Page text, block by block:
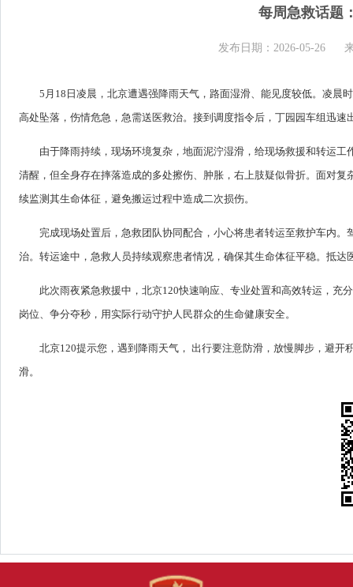
每周急救话题
发布日期：2026-05-26
5月18日凌晨，北京遭遇强降雨天气，路面湿滑、能见度较低。凌晨
高处坠落，伤情危急，急需送医救治。接到调度指令后，丁园园车组迅速
由于降雨持续，现场环境复杂，地面泥泞湿滑，给现场救援和转运
清醒，但全身存在摔落造成的多处擦伤、肿胀，右上肢疑似骨折。面对
续监测其生命体征，避免搬运过程中造成二次损伤。
完成现场处置后，急救团队协同配合，小心将患者转运至救护车内
治。转运途中，急救人员持续观察患者情况，确保其生命体征平稳。抵
此次雨夜紧急救援中，北京120快速响应、专业处置和高效转运，充
岗位、争分夺秒，用实际行动守护人民群众的生命健康安全。
北京120提示您，遇到降雨天气， 出行要注意防滑，放慢脚步，避
滑。